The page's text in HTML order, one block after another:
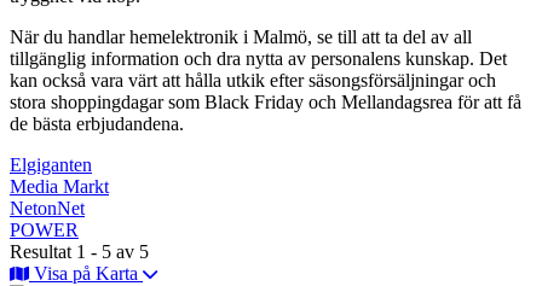
När du handlar hemelektronik i Malmö, se till att ta del av all
tillgänglig information och dra nytta av personalens kunskap. Det
kan också vara värt att hålla utkik efter säsongsförsäljningar och
stora shoppingdagar som Black Friday och Mellandagsrea för att få
de bästa erbjudandena.
Elgiganten
Media Markt
NetonNet
POWER
Resultat 1 - 5 av 5
Visa på Karta